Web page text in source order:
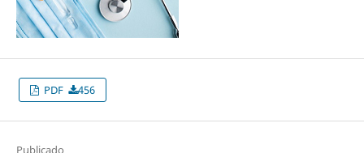
PDF 456
Publicado